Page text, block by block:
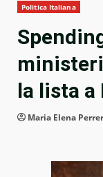
Politica Italiana
la lista a
Maria Elena